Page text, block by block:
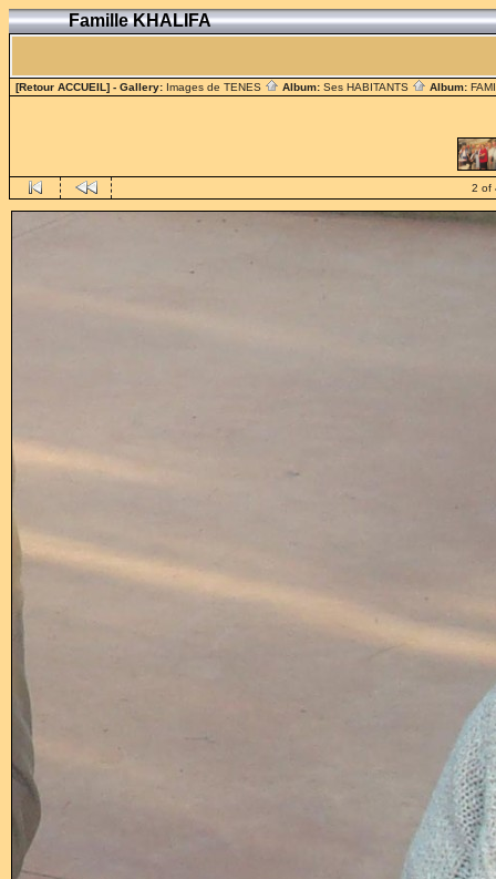
Famille KHALIFA
[Retour ACCUEIL] - Gallery: Images de TENES Album: Ses HABITANTS Album:
2 of